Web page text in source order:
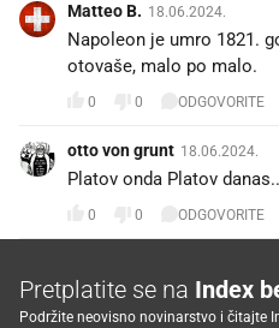
Matteo B. 18.06.2024.
Napoleon je umro 1821.
otovaše, malo po malo.
0 0 ODGOVORITE
otto von grunt 18.06.2024.
Platov onda Platov
0 0 ODGOVORITE
Pretplatite se na Index
Podržite neovisno novinarstvo i čitajte